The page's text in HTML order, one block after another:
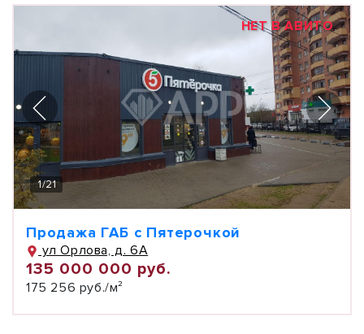
НЕТ В АВИТО
1/21
Продажа ГАБ с Пятерочкой
ул Орлова, д. 6А
135 000 000 руб.
175 256 руб./м²